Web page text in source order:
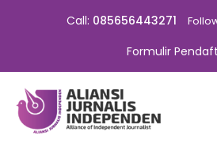
Call: 085656443271
Formulir